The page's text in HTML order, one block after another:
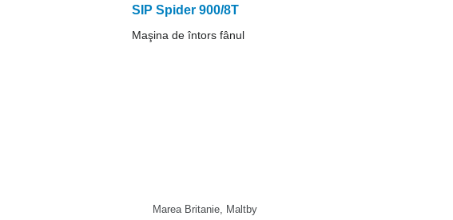
SIP Spider 900/8T
Maşina de întors fânul
Marea Britanie, Maltby